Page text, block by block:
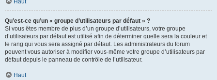
Haut
Qu’est-ce qu’un « groupe d’utilisateurs par défaut » ?
Si vous êtes membre de plus d’un groupe d’utilisateurs, votre groupe
d’utilisateurs par défaut est utilisé afin de déterminer quelle sera la couleur et
le rang qui vous sera assigné par défaut. Les administrateurs du forum
peuvent vous autoriser à modifier vous-même votre groupe d’utilisateurs par
défaut depuis le panneau de contrôle de l’utilisateur.
Haut